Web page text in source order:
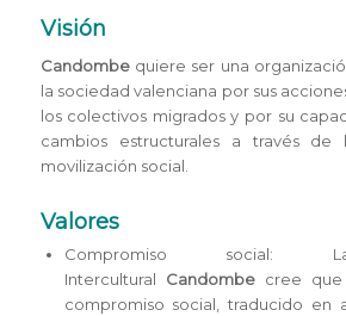
Visión
Candombequiere ser una
la sociedad valenciana por sus
los colectivos migrados y por su
cambios estructurales a través
movilización social.
Valores
Compromiso social:
Intercultural Candombecree que
compromiso social, traducido en